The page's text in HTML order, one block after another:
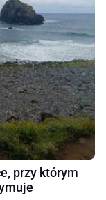
przy którym